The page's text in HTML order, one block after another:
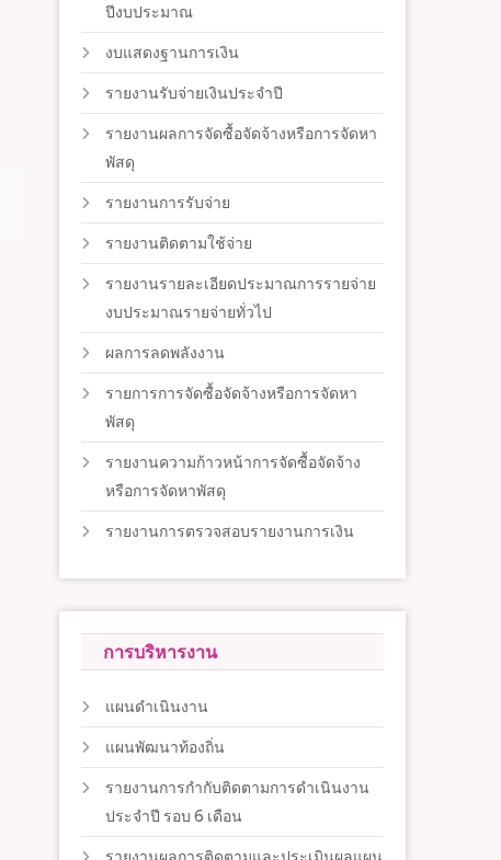
ปีงบประมาณ
งบแสดงฐานการเงิน
รายงานรับจ่ายเงินประจำปี
รายงานผลการจัดซื้อจัดจ้างหรือการจัดหา
พัสดุ
รายงานการรับจ่าย
รายงานติดตามใช้จ่าย
รายงานรายละเอียดประมาณการรายจ่าย
งบประมาณรายจ่ายทั่วไป
ผลการลดพลังงาน
รายการการจัดซื้อจัดจ้างหรือการจัดหา
พัสดุ
รายงานความก้าวหน้าการจัดซื้อจัดจ้าง
หรือการจัดหาพัสดุ
รายงานการตรวจสอบรายงานการเงิน
การบริหารงาน
แผนดำเนินงาน
แผนพัฒนาท้องถิ่น
รายงานการกำกับติดตามการดำเนินงาน
ประจำปี รอบ 6 เดือน